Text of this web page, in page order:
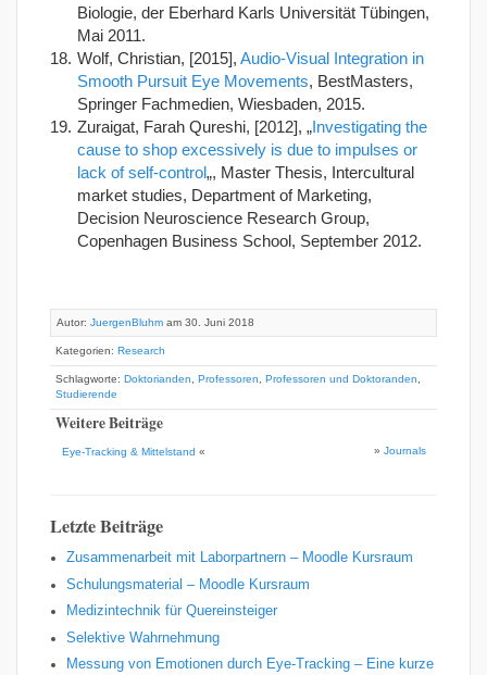
Biologie, der Eberhard Karls Universität Tübingen,
Mai 2011.
Wolf, Christian, [2015], Audio-Visual Integration in
Smooth Pursuit Eye Movements, BestMasters,
Springer Fachmedien, Wiesbaden, 2015.
Zuraigat, Farah Qureshi, [2012], „Investigating the
cause to shop excessively is due to impulses or
lack of self-control„, Master Thesis, Intercultural
market studies, Department of Marketing,
Decision Neuroscience Research Group,
Copenhagen Business School, September 2012.
Autor: JuergenBluhm am 30. Juni 2018
Kategorien: Research
Schlagworte: Doktorianden Professoren Professoren und Doktoranden
Studierende
Weitere Beiträge
Eye-Tracking & Mittelstand « » Journals
Letzte Beiträge
Zusammenarbeit mit Laborpartnern – Moodle Kursraum
Schulungsmaterial – Moodle Kursraum
Medizintechnik für Quereinsteiger
Selektive Wahrnehmung
Messung von Emotionen durch Eye-Tracking – Eine kurze